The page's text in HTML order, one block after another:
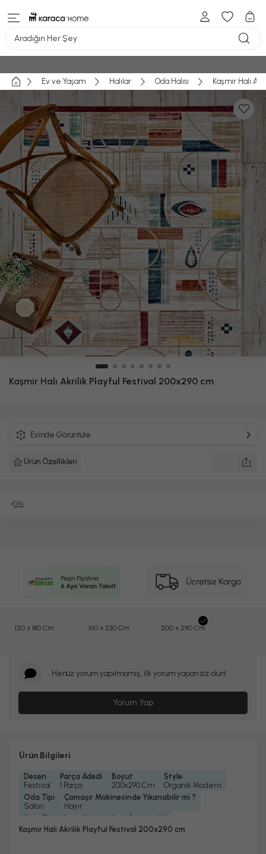
Aradığın Her Şey
Ev ve Yaşam Halılar Oda Halısı Kaşmir Halı
Kaşmir Halı Akrilik Playful Festival 200x290 cm
Evinde Görüntüle
Ürün Özellikleri
120 x 180 Cm 160 x 230 Cm 200 x 290 Cm
Henüz yorum yapılmamış, ilk yorum yapan siz olun!
Yorum Yap
Ürün Bilgileri
Desen
Festıval
Parça Adedi
1 Parça
Boyut
200x290 Cm
Style
Organik Modern
Oda Tipi
Salon
Çamaşır Makinesinde Yıkanabilir mi ?
Hayır
Kuru Temizleme Yapılabilir
Evet
Garanti Yılı
2 Yıl
Kaşmir Halı Akrilik Playful Festival 200x290 cm